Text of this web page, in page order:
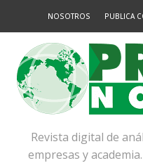
NOSOTROS PUBLICA
Revista digital de
empresas y